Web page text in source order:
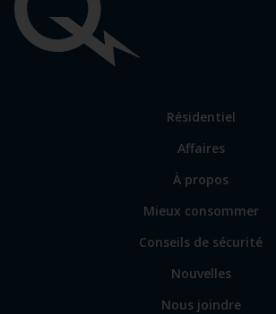
importants
Lien
les
principales
Résidentiel
Affaires
Lien
certains
sites
À propos
Mieux consommer
Conseils de sécurité
Nouvelles
Nous joindre